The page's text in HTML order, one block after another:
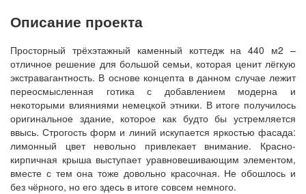
Описание проекта
Просторный трёхэтажный каменный коттедж на 440 м2 –
отличное решение для большой семьи, которая ценит лёгкую
экстравагантность. В основе концепта в данном случае лежит
переосмысленная готика с добавлением модерна и
некоторыми влияниями немецкой этники. В итоге получилось
оригинальное здание, которое как будто бы устремляется
ввысь. Строгость форм и линий искупается яркостью фасада:
лимонный цвет невольно привлекает внимание. Красно-
кирпичная крыша выступает уравновешивающим элементом,
вместе с тем она тоже довольно красочная. Не обошлось и
без чёрного, но его здесь в итоге совсем немного.